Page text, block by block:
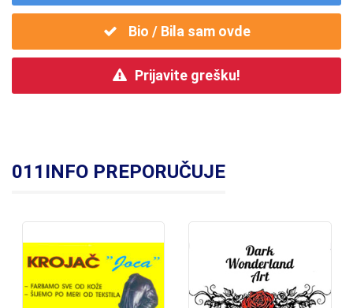
Bio / Bila sam ovde
Prijavite grešku!
011INFO PREPORUČUJE